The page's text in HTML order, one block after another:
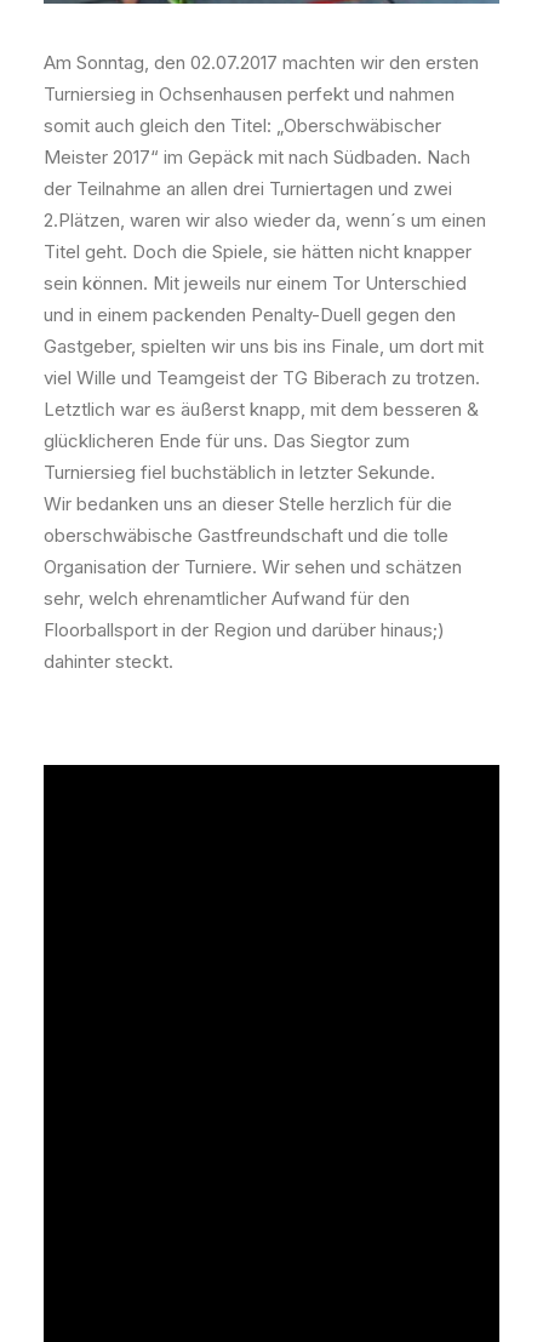
Am Sonntag, den 02.07.2017 machten wir den ersten
Turniersieg in Ochsenhausen perfekt und nahmen
somit auch gleich den Titel: „Oberschwäbischer
Meister 2017“ im Gepäck mit nach Südbaden. Nach
der Teilnahme an allen drei Turniertagen und zwei
2.Plätzen, waren wir also wieder da, wenn´s um einen
Titel geht. Doch die Spiele, sie hätten nicht knapper
sein können. Mit jeweils nur einem Tor Unterschied
und in einem packenden Penalty-Duell gegen den
Gastgeber, spielten wir uns bis ins Finale, um dort mit
viel Wille und Teamgeist der TG Biberach zu trotzen.
Letztlich war es äußerst knapp, mit dem besseren &
glücklicheren Ende für uns. Das Siegtor zum
Turniersieg fiel buchstäblich in letzter Sekunde.
Wir bedanken uns an dieser Stelle herzlich für die
oberschwäbische Gastfreundschaft und die tolle
Organisation der Turniere. Wir sehen und schätzen
sehr, welch ehrenamtlicher Aufwand für den
Floorballsport in der Region und darüber hinaus;)
dahinter steckt.